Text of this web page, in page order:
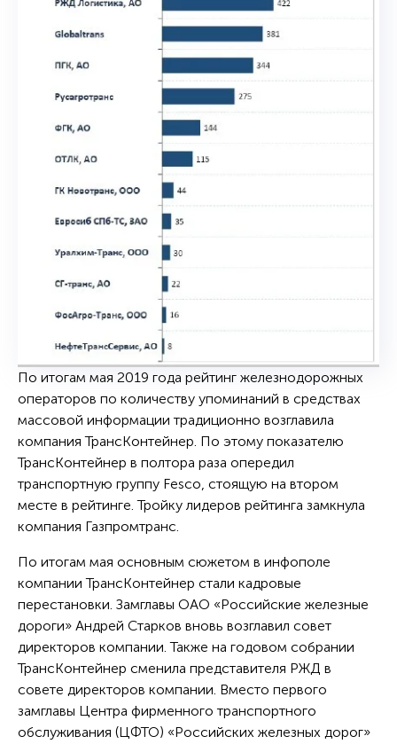
По итогам мая 2019 года рейтинг железнодорожных
операторов по количеству упоминаний в средствах
массовой информации традиционно возглавила
компания ТрансКонтейнер. По этому показателю
ТрансКонтейнер в полтора раза опередил
транспортную группу Fesco, стоящую на втором
месте в рейтинге. Тройку лидеров рейтинга замкнула
компания Газпромтранс.
По итогам мая основным сюжетом в инфополе
компании ТрансКонтейнер стали кадровые
перестановки. Замглавы ОАО «Российские железные
дороги» Андрей Старков вновь возглавил совет
директоров компании. Также на годовом собрании
ТрансКонтейнер сменила представителя РЖД в
совете директоров компании. Вместо первого
замглавы Центра фирменного транспортного
обслуживания (ЦФТО) «Российских железных дорог»